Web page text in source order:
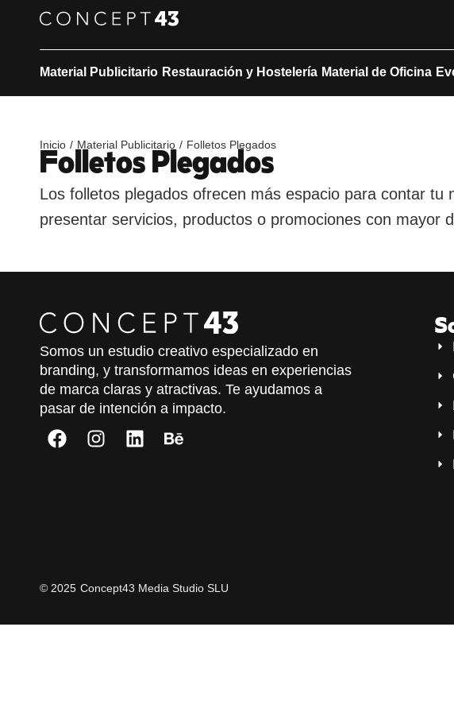
Material Publicitario Restauración y Hostelería Material de Oficina
Inicio / Material Publicitario / Folletos Plegados
Folletos Plegados
Los folletos plegados ofrecen más espacio para contar
presentar servicios, productos o promociones con mayor
Somos un estudio creativo especializado en
branding, y transformamos ideas en experiencias
de marca claras y atractivas. Te ayudamos a
pasar de intención a impacto.
© 2025 Concept43 Media Studio SLU